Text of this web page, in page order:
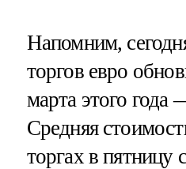
Напомним,
торгов евро
марта этого года
Средняя
торгах в пятницу